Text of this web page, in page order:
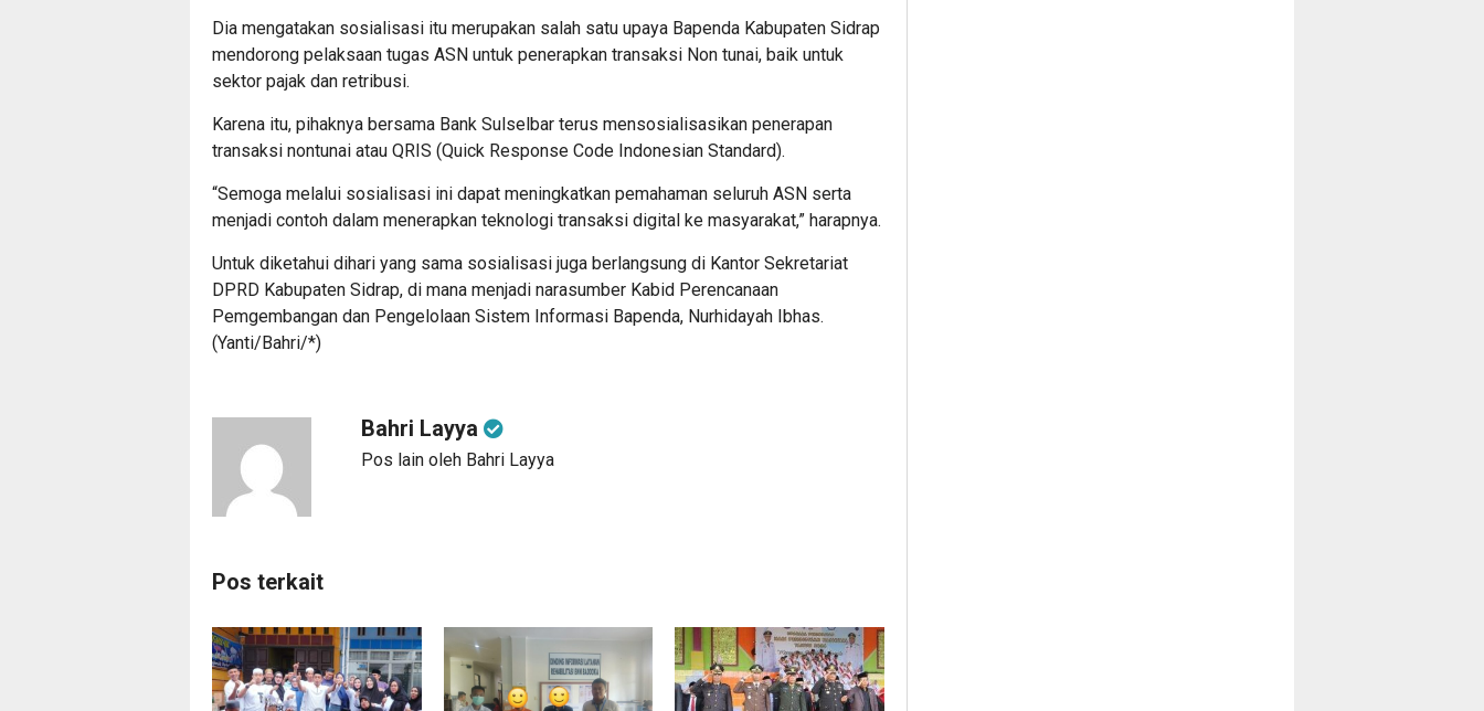
Dia mengatakan sosialisasi itu merupakan salah satu upaya Bapenda Kabupaten Sidrap
mendorong pelaksaan tugas ASN untuk penerapkan transaksi Non tunai, baik untuk
sektor pajak dan retribusi.
Karena itu, pihaknya bersama Bank Sulselbar terus mensosialisasikan penerapan
transaksi nontunai atau QRIS (Quick Response Code Indonesian Standard).
“Semoga melalui sosialisasi ini dapat meningkatkan pemahaman seluruh ASN serta
menjadi contoh dalam menerapkan teknologi transaksi digital ke masyarakat,” harapnya.
Untuk diketahui dihari yang sama sosialisasi juga berlangsung di Kantor Sekretariat
DPRD Kabupaten Sidrap, di mana menjadi narasumber Kabid Perencanaan
Pemgembangan dan Pengelolaan Sistem Informasi Bapenda, Nurhidayah Ibhas.
(Yanti/Bahri/*)
Bahri Layya
Pos lain oleh Bahri Layya
Pos terkait